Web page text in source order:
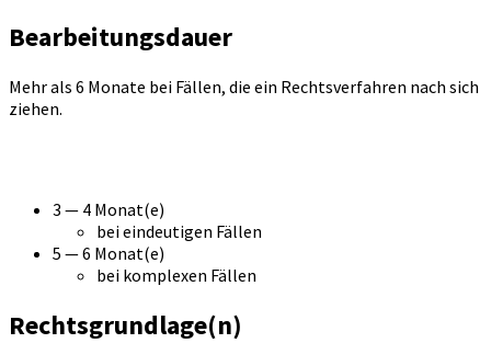
Bearbeitungsdauer
Mehr als 6 Monate bei Fällen, die ein Rechtsverfahren nach sich
ziehen.
3 — 4 Monat(e)
bei eindeutigen Fällen
5 — 6 Monat(e)
bei komplexen Fällen
Rechtsgrundlage(n)